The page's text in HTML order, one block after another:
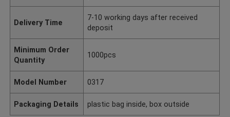
Delivery Time
7-10 working days after received
deposit
Minimum Order
Quantity
1000pcs
Model Number 0317
Packaging Details plastic bag inside, box outside